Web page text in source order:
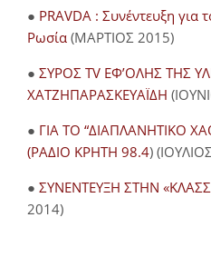
● PRAVDA : Συνέντευξη για
Ρωσία (ΜΑΡΤΙΟΣ 2015)
● ΣΥΡΟΣ TV ΕΦ’ΟΛΗΣ ΤΗΣ
ΧΑΤΖΗΠΑΡΑΣΚΕΥΑΪΔΗ
● ΓΙΑ ΤΟ “ΔΙΑΠΛΑΝΗΤΙΚΟ
(ΡΑΔΙΟ ΚΡΗΤΗ 98.4)
● ΣΥΝΕΝΤΕΥΞΗ ΣΤΗΝ
2014)